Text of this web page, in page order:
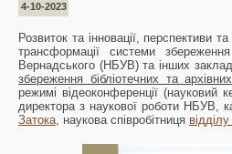
4-10-2023
Розвиток та інновації, перспективи
трансформації системи
Вернадського (НБУВ) та інших
збереження бібліотечних та
режимі відеоконференції (науковий
директора з наукової роботи НБУВ,
Затока , наукова співробітниця